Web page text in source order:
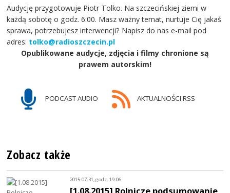
Audycję przygotowuje Piotr Tolko. Na szczecińskiej ziemi w
każdą sobotę o godz. 6:00. Masz ważny temat, nurtuje Cię jakaś
sprawa, potrzebujesz interwencji? Napisz do nas e-mail pod
adres: tolko@radioszczecin.pl
Opublikowane audycje, zdjęcia i filmy chronione są
prawem autorskim!
PODCAST AUDIO AKTUALNOŚCI RSS
Zobacz także
2015-07-31, godz. 19:06
[1.08.2015] Rolnicze podsumowanie